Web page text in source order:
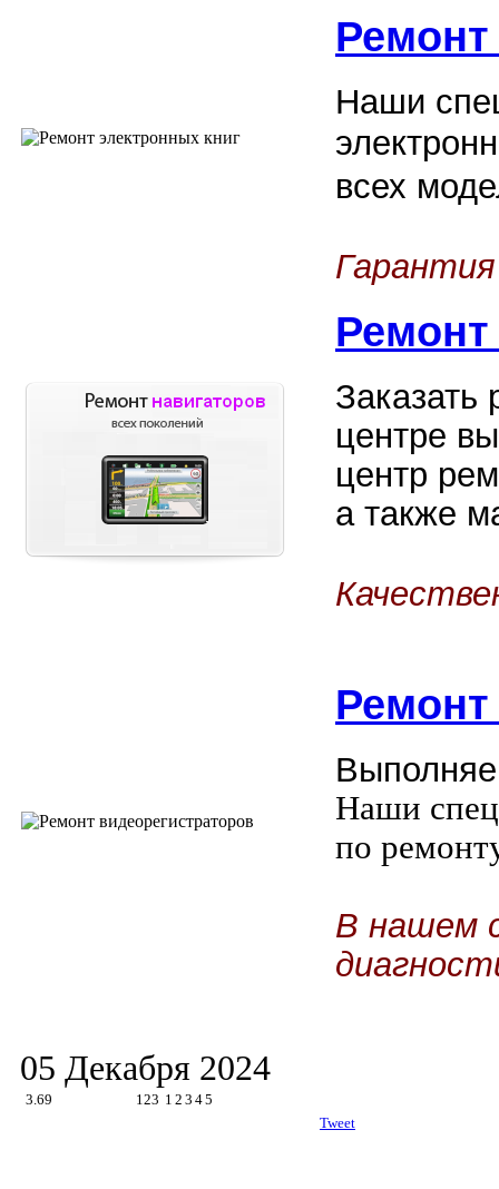
Ремонт
Наши
всех
Ремонт
Заказать
центре
центр
а также
Наши
по
В нашем
05 Декабря 2024
3.69 123 1 2 3 45
Tweet